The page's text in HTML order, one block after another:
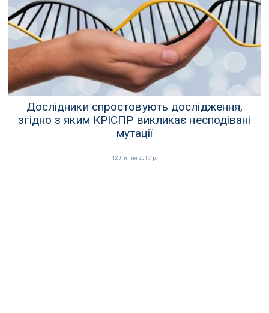
11 Березня 2017 р.
Дослідники спростовують дослідження,
згідно з яким КРІСПР викликає несподівані
мутації
12 Липня 2017 р.